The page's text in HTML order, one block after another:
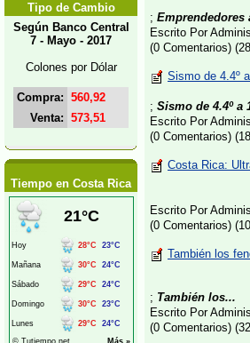
Tipo de Cambio
Según Banco Central
7 - Mayo - 2017
Colones por Dólar
Compra: 560,92
Venta: 573,51
Tiempo en Costa Rica
; Emprendedores
Escrito Por
(0 Comentarios)
Sismo de 4.4º
; Sismo de 4.4º a
Escrito Por
(0 Comentarios)
Costa Rica:
Escrito Por
(0 Comentarios)
También los
; También los...
Escrito Por
(0 Comentarios)